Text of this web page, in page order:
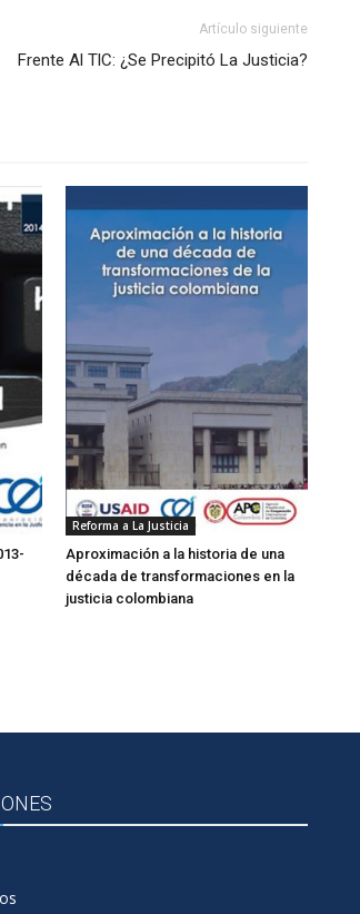
Artículo siguiente
Frente Al TlC: ¿Se Precipitó La Justicia?
Reforma a La Justicia
Aproximación a la historia de una
década de transformaciones en la
justicia colombiana